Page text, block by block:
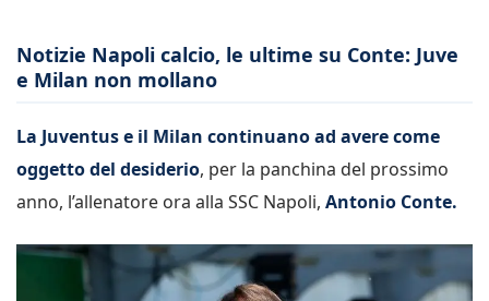
Notizie Napoli calcio, le ultime su Conte: Juve
e Milan non mollano
La Juventus e il Milan continuano ad avere come
oggetto del desiderio, per la panchina del prossimo
anno, l’allenatore ora alla SSC Napoli, Antonio Conte.